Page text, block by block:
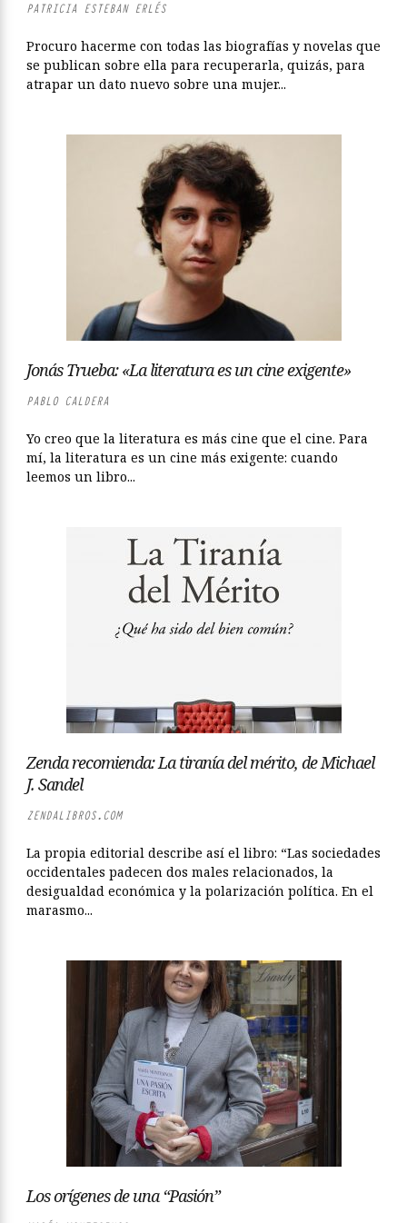
PATRICIA ESTEBAN ERLÉS
Procuro hacerme con todas las biografías y novelas que
se publican sobre ella para recuperarla, quizás, para
atrapar un dato nuevo sobre una mujer...
Jonás Trueba: «La literatura es un cine exigente»
PABLO CALDERA
Yo creo que la literatura es más cine que el cine. Para
mí, la literatura es un cine más exigente: cuando
leemos un libro...
Zenda recomienda: La tiranía del mérito, de Michael
J. Sandel
ZENDALIBROS.COM
La propia editorial describe así el libro: “Las sociedades
occidentales padecen dos males relacionados, la
desigualdad económica y la polarización política. En el
marasmo...
Los orígenes de una “Pasión”